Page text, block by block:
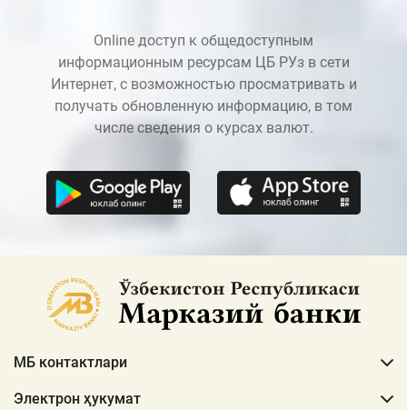
Online доступ к общедоступным
информационным ресурсам ЦБ РУз в сети
Интернет, с возможностью просматривать и
получать обновленную информацию, в том
числе сведения о курсах валют.
МБ контактлари
Электрон ҳукумат